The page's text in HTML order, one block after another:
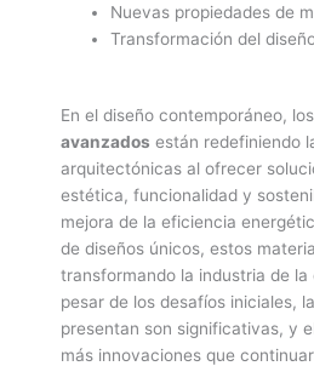
Nuevas propiedades de
Transformación del
En el diseño contemporáneo, los
avanzados están redefiniendo
arquitectónicas al ofrecer
estética, funcionalidad y
mejora de la eficiencia
de diseños únicos, estos
transformando la industria de
pesar de los desafíos iniciales,
presentan son significativas, y
más innovaciones que